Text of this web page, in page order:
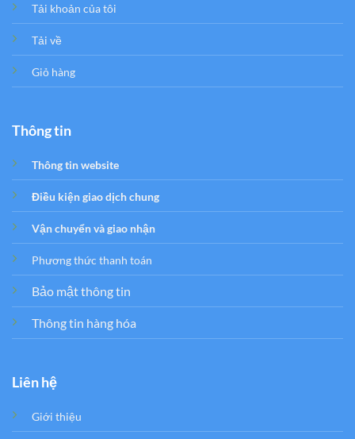
Tải khoản của tôi
Tải về
Giỏ hàng
Thông tin
Thông tin website
Điều kiện giao dịch chung
Vận chuyển và giao nhận
Phương thức thanh toán
Bảo mật thông tin
Thông tin hàng hóa
Liên hệ
Giới thiệu